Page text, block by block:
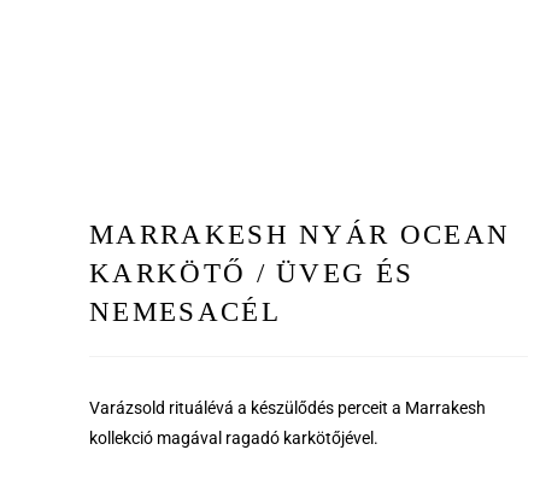
MARRAKESH NYÁR OCEAN
KARKÖTŐ / ÜVEG ÉS
NEMESACÉL
Varázsold rituálévá a készülődés perceit a Marrakesh
kollekció magával ragadó karkötőjével.